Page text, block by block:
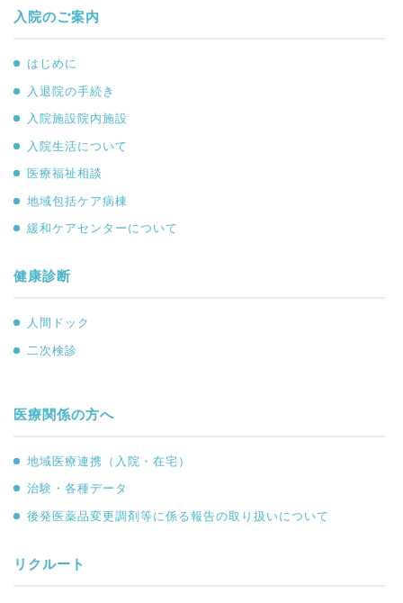
入院のご案内
はじめに
入退院の手続き
入院施設院内施設
入院生活について
医療福祉相談
地域包括ケア病棟
緩和ケアセンターについて
健康診断
人間ドック
二次検診
医療関係の方へ
地域医療連携（入院・在宅）
治験・各種データ
後発医薬品変更調剤等に係る報告の取り扱いについて
リクルート